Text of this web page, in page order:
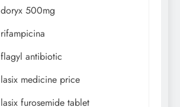
doryx 500mg
rifampicina
flagyl antibiotic
lasix medicine price
lasix furosemide tablet